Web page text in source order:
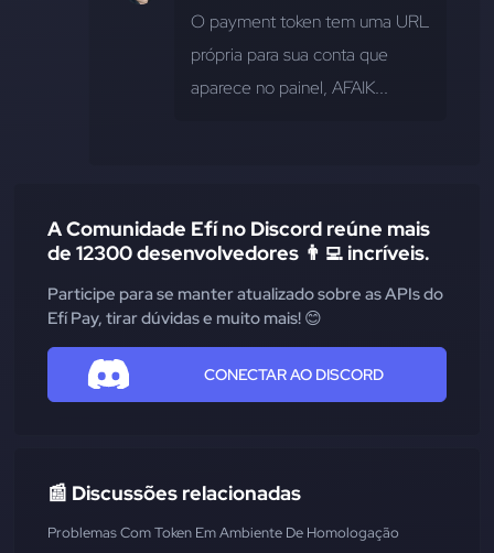
O payment token tem uma URL
própria para sua conta que
aparece no painel, AFAIK...
A Comunidade Efí no Discord reúne mais
de 12300 desenvolvedores 👨‍💻 incríveis.
Participe para se manter atualizado sobre as APIs do
Efí Pay, tirar dúvidas e muito mais! 😊
CONECTAR AO DISCORD
📰 Discussões relacionadas
Problemas Com Token Em Ambiente De Homologação